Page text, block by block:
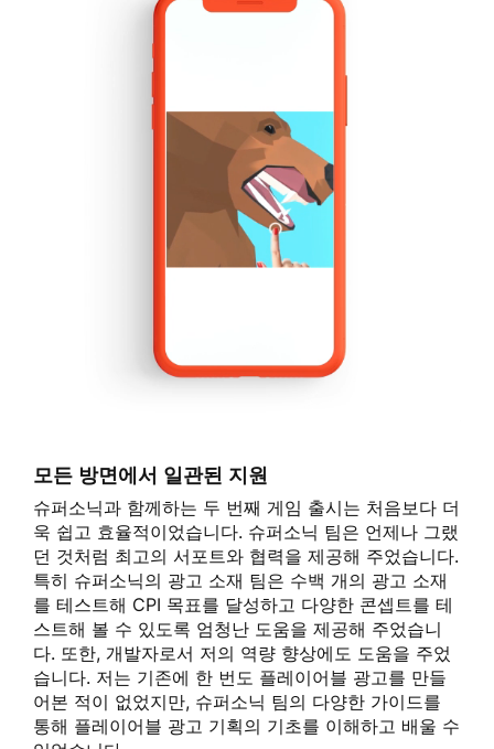
모든 방면에서 일관된 지원
슈퍼소닉과 함께하는 두 번째 게임 출시는 처음보다 더
욱 쉽고 효율적이었습니다. 슈퍼소닉 팀은 언제나 그랬
던 것처럼 최고의 서포트와 협력을 제공해 주었습니다.
특히 슈퍼소닉의 광고 소재 팀은 수백 개의 광고 소재
를 테스트해 CPI 목표를 달성하고 다양한 콘셉트를 테
스트해 볼 수 있도록 엄청난 도움을 제공해 주었습니
다. 또한, 개발자로서 저의 역량 향상에도 도움을 주었
습니다. 저는 기존에 한 번도 플레이어블 광고를 만들
어본 적이 없었지만, 슈퍼소닉 팀의 다양한 가이드를
통해 플레이어블 광고 기획의 기초를 이해하고 배울 수